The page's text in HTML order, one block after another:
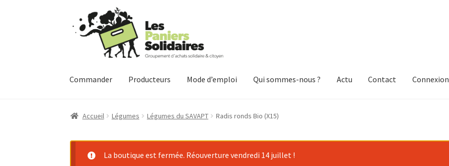
Aller
Aller
Commander Producteurs Mode d’emploi Qui sommes-nous ? Actu Contact Connexion
Accueil Légumes Légumes du SAVAPT Radis ronds Bio (X15)
La boutique est fermée. Réouverture vendredi 14 juillet !